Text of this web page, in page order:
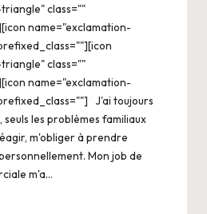
class=""
name="exclamation-
class=""
name="exclamation-
J'ai toujours
seuls les problèmes familiaux
m'obliger à prendre
Mon job de
m'a…